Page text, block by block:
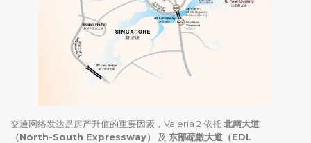
交通网络发达是房产升值的重要因素，Valeria 2 依托北南大道
（North-South Expressway）
及 东部疏散大道（EDL